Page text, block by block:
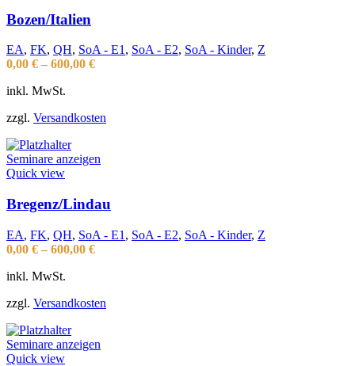
Bozen/Italien
EA, FK, QH, SoA - E1, SoA - E2, SoA - Kinder, Z
0,00 € – 600,00 €
inkl. MwSt.
zzgl. Versandkosten
Seminare anzeigen
Quick view
Bregenz/Lindau
EA, FK, QH, SoA - E1 , SoA - E2, SoA - Kinder, Z
0,00 € – 600,00 €
inkl. MwSt.
zzgl. Versandkosten
Seminare anzeigen
Quick view